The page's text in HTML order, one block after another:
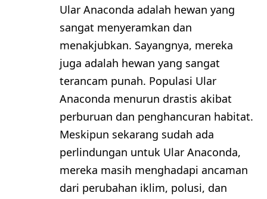
Ular Anaconda adalah hewan yang
sangat menyeramkan dan
menakjubkan. Sayangnya, mereka
juga adalah hewan yang sangat
terancam punah. Populasi Ular
Anaconda menurun drastis akibat
perburuan dan penghancuran habitat.
Meskipun sekarang sudah ada
perlindungan untuk Ular Anaconda,
mereka masih menghadapi ancaman
dari perubahan iklim, polusi, dan